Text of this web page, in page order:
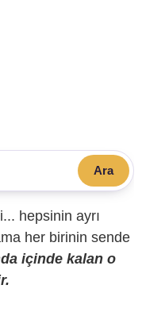
Ara
hepsinin ayrı
her birinin sende
içinde kalan o